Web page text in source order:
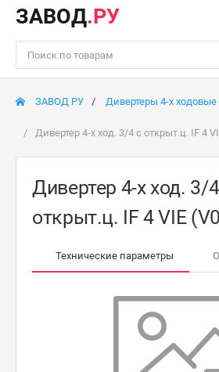
ЗАВОД.РУ
ЗАВОД РУ Дивертеры 4-х ходовые
Дивертер 4-х ход. 3/4 c открыт.ц. IF 4
Дивертер 4-х ход. 3/
открыт.ц. IF 4 VIE
Технические параметры